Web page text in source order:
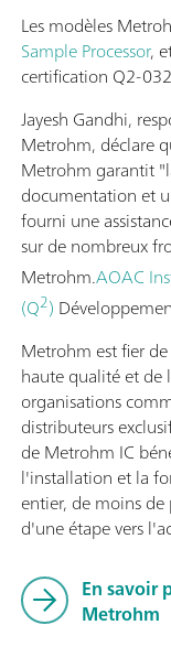
Les modèles
Sample Processor,
certification Q2-
Jayesh Gandhi,
Metrohm, déclare
Metrohm garantit
documentation et
fourni une
sur de nombreux
Metrohm.AOAC
(Q2)
Metrohm est fier
haute qualité et de
organisations
distributeurs
de Metrohm IC
l'installation et la
entier, de moins
d'une étape vers
En savoir
Metrohm